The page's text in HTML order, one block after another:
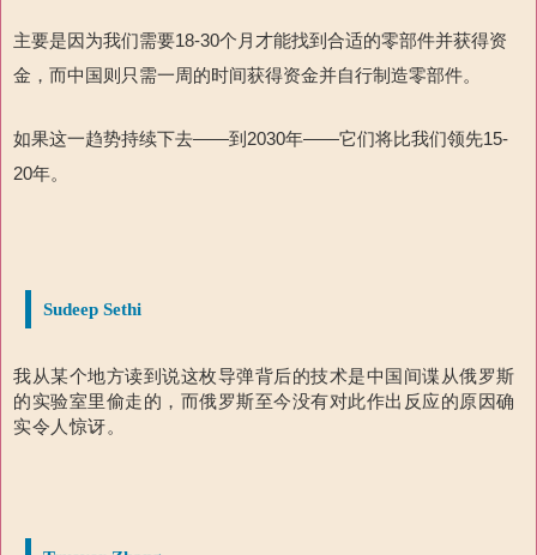
主要是因为我们需要18-30个月才能找到合适的零部件并获得资
金，而中国则只需一周的时间获得资金并自行制造零部件。
如果这一趋势持续下去——到 2030年——它们将比我们领先15-
20年。
Sudeep Sethi
我从某个地方读到说这枚导弹背后的技术是中国间谍从俄罗斯
的实验室里偷走的，而俄罗斯至今没有对此作出反应的原因确
实令人惊讶。